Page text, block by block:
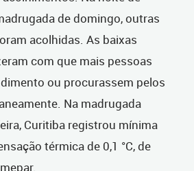
de domingo, outras
acolhidas. As baixas
com que mais pessoas
ou procurassem pelos
Na madrugada
Curitiba registrou mínima
térmica de 0,1 °C, de